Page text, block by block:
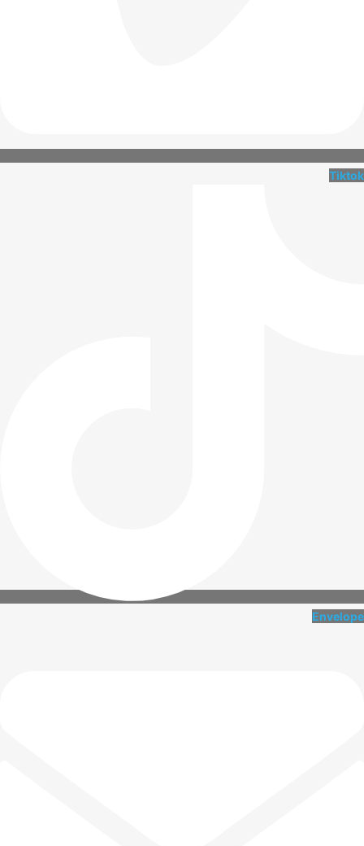
Tiktok
Envelope